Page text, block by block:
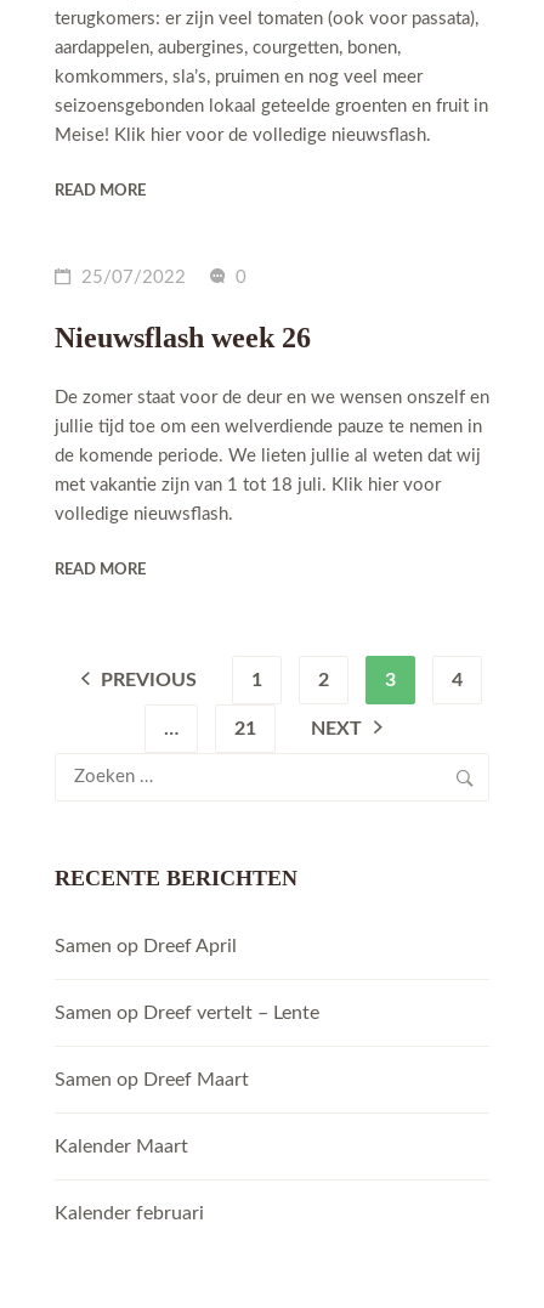
terugkomers: er zijn veel tomaten (ook voor passata),
aardappelen, aubergines, courgetten, bonen,
komkommers, sla’s, pruimen en nog veel meer
seizoensgebonden lokaal geteelde groenten en fruit in
Meise! Klik hier voor de volledige nieuwsflash.
READ MORE
25/07/2022 0
Nieuwsflash week 26
De zomer staat voor de deur en we wensen onszelf en
jullie tijd toe om een welverdiende pauze te nemen in
de komende periode. We lieten jullie al weten dat wij
met vakantie zijn van 1 tot 18 juli. Klik hier voor
volledige nieuwsflash.
READ MORE
PREVIOUS 1 2 3 4
… 21
NEXT
Zoeken
RECENTE BERICHTEN
Samen op Dreef April
Samen op Dreef vertelt – Lente
Samen op Dreef Maart
Kalender Maart
Kalender februari